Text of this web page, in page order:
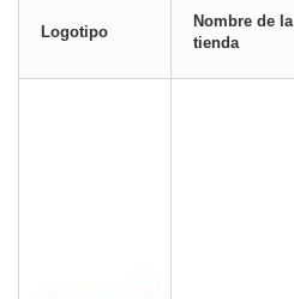
Logotipo
Nombre de la
tienda